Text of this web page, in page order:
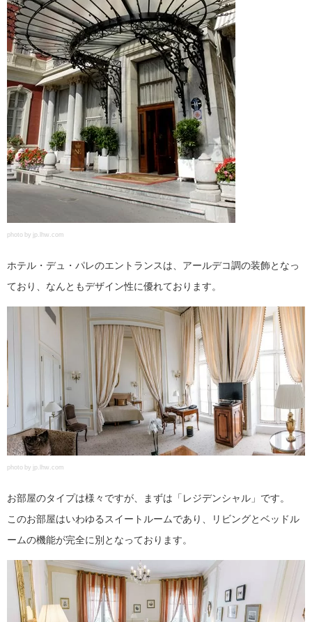
photo by jp.lhw.com
ホテル・デュ・パレのエントランスは、アールデコ調の装飾となっ
ており、なんともデザイン性に優れております。
photo by jp.lhw.com
お部屋のタイプは様々ですが、まずは「レジデンシャル」です。
このお部屋はいわゆるスイートルームであり、リビングとベッドル
ームの機能が完全に別となっております。